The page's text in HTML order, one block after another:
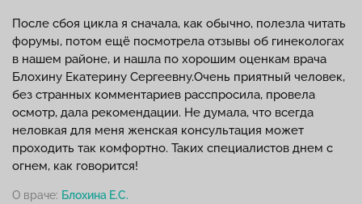
После сбоя цикла я сначала, как обычно, полезла читать
форумы, потом ещё посмотрела отзывы об гинекологах
в нашем районе, и нашла по хорошим оценкам врача
Блохину Екатерину Сергеевну.Очень приятный человек,
без странных комментариев расспросила, провела
осмотр, дала рекомендации. Не думала, что всегда
неловкая для меня женская консультация может
проходить так комфортно. Таких специалистов днем с
огнем, как говорится!
О враче: Блохина Е.С.